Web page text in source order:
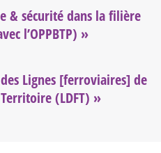
& sécurité dans la filière
l’OPPBTP) »
Lignes [ferroviaires] de
(LDFT) »